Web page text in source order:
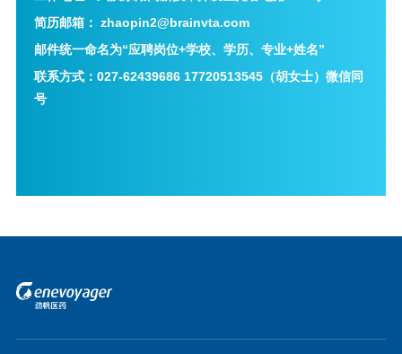
简历邮箱： zhaopin2@brainvta.com
邮件统一命名为“应聘岗位+学校、学历、专业+姓名”
联系方式：027-62439686 17720513545（胡女士）微信同
号